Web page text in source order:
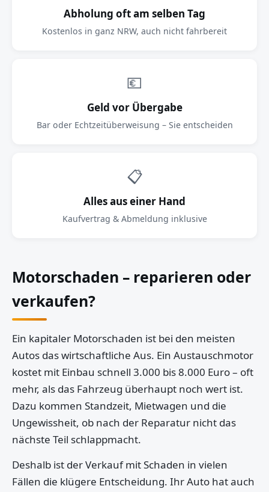
Abholung oft am selben Tag
Kostenlos in ganz NRW, auch nicht fahrbereit
💶
Geld vor Übergabe
Bar oder Echtzeitüberweisung – Sie entscheiden
📋
Alles aus einer Hand
Kaufvertrag & Abmeldung inklusive
Motorschaden – reparieren oder
verkaufen?
Ein kapitaler Motorschaden ist bei den meisten
Autos das wirtschaftliche Aus. Ein Austauschmotor
kostet mit Einbau schnell 3.000 bis 8.000 Euro – oft
mehr, als das Fahrzeug überhaupt noch wert ist.
Dazu kommen Standzeit, Mietwagen und die
Ungewissheit, ob nach der Reparatur nicht das
nächste Teil schlappmacht.
Deshalb ist der Verkauf mit Schaden in vielen
Fällen die klügere Entscheidung. Ihr Auto hat auch